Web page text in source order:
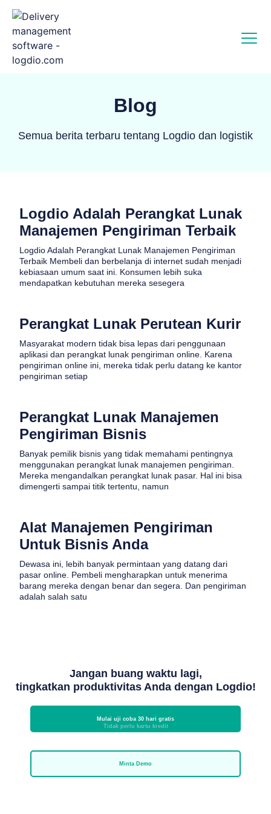
Blog
Semua berita terbaru tentang Logdio dan logistik
Logdio Adalah Perangkat Lunak
Manajemen Pengiriman Terbaik
Logdio Adalah Perangkat Lunak Manajemen Pengiriman
Terbaik Membeli dan berbelanja di internet sudah menjadi
kebiasaan umum saat ini. Konsumen lebih suka
mendapatkan kebutuhan mereka sesegera
Perangkat Lunak Perutean Kurir
Masyarakat modern tidak bisa lepas dari penggunaan
aplikasi dan perangkat lunak pengiriman online. Karena
pengiriman online ini, mereka tidak perlu datang ke kantor
pengiriman setiap
Perangkat Lunak Manajemen
Pengiriman Bisnis
Banyak pemilik bisnis yang tidak memahami pentingnya
menggunakan perangkat lunak manajemen pengiriman.
Mereka mengandalkan perangkat lunak pasar. Hal ini bisa
dimengerti sampai titik tertentu, namun
Alat Manajemen Pengiriman
Untuk Bisnis Anda
Dewasa ini, lebih banyak permintaan yang datang dari
pasar online. Pembeli mengharapkan untuk menerima
barang mereka dengan benar dan segera. Dan pengiriman
adalah salah satu
Jangan buang waktu lagi,
tingkatkan produktivitas Anda dengan Logdio!
Mulai uji coba 30 hari gratis
Tidak perlu kartu kredit
Minta Demo